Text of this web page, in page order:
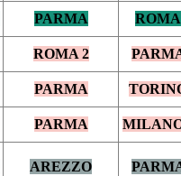
PARMA
ROMA
ROMA 2
PARMA
PARMA
AREZZO